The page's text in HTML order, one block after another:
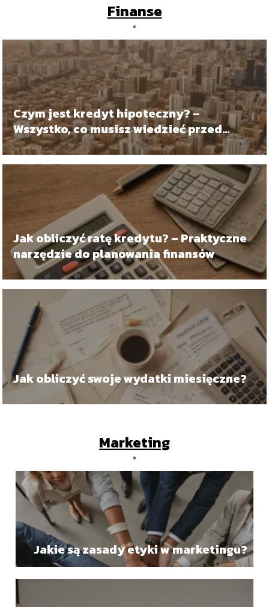
Finanse
Czym jest kredyt hipoteczny? –
Wszystko, co musisz wiedzieć przed
zakupem mieszkania
Jak obliczyć ratę kredytu? – Praktyczne
narzędzie do planowania finansów
Jak obliczyć swoje wydatki miesięczne?
Marketing
Jakie są zasady etyki w marketingu?